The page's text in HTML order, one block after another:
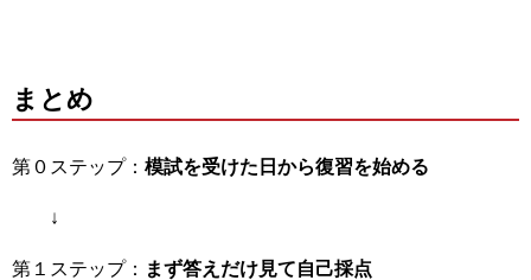
まとめ
第０ステップ： 模試を受けた日から復習を始める
↓
第１ステップ： まず答えだけ見て自己採点